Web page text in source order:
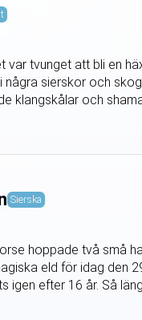
var tvunget att bli en
några sierskor och
klangskålar och
Sierska
hoppade två små
eld för idag den
efter 16 år. Så